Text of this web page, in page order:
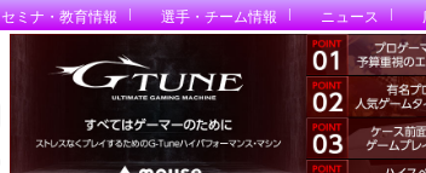
セミナ・教育情報 選手・チーム情報 ニュース